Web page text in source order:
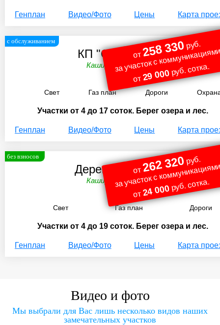
Генплан Видео/Фото Цены Карта
с обслуживанием
КП "Озеро Удач"
Каширское ш. 109 км.
от258 330руб.
за участок с
от29 000руб. сотка.
Свет Газ план Дороги
Участки от 4 до 17 соток. Берег озера и лес.
Генплан Видео/Фото Цены Карта
без взносов
Деревня Ушаково
Каширское ш. 109 км.
от262 320руб.
за участок с
от24 000руб. сотка.
Свет Газ план Дороги
Участки от 4 до 19 соток. Берег озера и лес.
Генплан Видео/Фото Цены Карта
Видео и фото
Мы выбрали для Вас лишь несколько видов наших
замечательных участков
Поселок